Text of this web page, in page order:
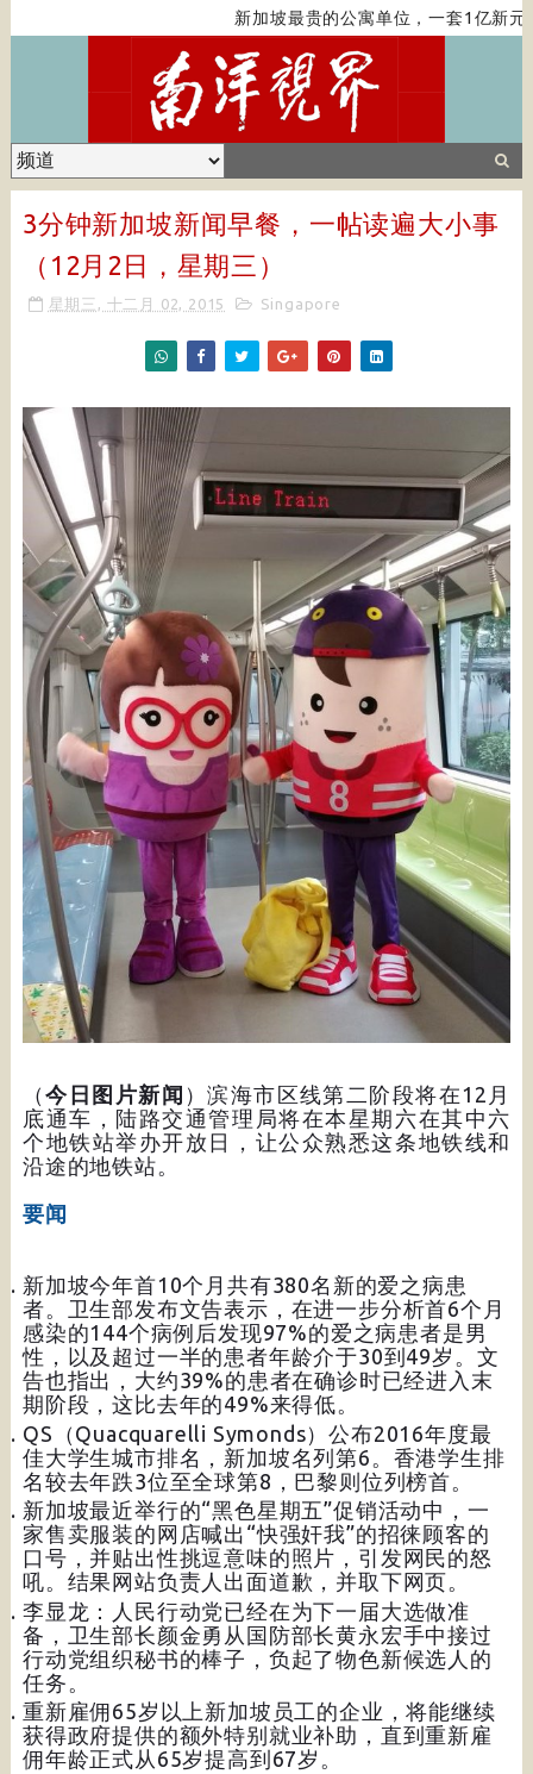
新加坡最贵的公寓单位，一套1亿新元，
3分钟新加坡新闻早餐，一帖读遍大小事
（12月2日，星期三）
星期三, 十二月 02, 2015 Singapore
（今日图片新闻 ）滨海市区线第二阶段将在12月
底通车，陆路交通管理局将在本星期六在其中六
个地铁站举办开放日，让公众熟悉这条地铁线和
沿途的地铁站。
要闻
新加坡今年首10个月共有380名新的爱之病患
者。卫生部发布文告表示，在进一步分析首6个月
感染的144个病例后发现97%的爱之病患者是男
性，以及超过一半的患者年龄介于30到49岁。文
告也指出，大约39%的患者在确诊时已经进入末
期阶段，这比去年的49%来得低。
QS（Quacquarelli Symonds）公布2016年度最
佳大学生城市排名，新加坡名列第6。香港学生排
名较去年跌3位至全球第8，巴黎则位列榜首。
新加坡最近举行的“黑色星期五”促销活动中，一
家售卖服装的网店喊出“快强奸我”的招徕顾客的
口号，并贴出性挑逗意味的照片，引发网民的怒
吼。结果网站负责人出面道歉，并取下网页。
李显龙：人民行动党已经在为下一届大选做准
备，卫生部长颜金勇从国防部长黄永宏手中接过
行动党组织秘书的棒子，负起了物色新候选人的
任务。
重新雇佣65岁以上新加坡员工的企业，将能继续
获得政府提供的额外特别就业补助，直到重新雇
佣年龄正式从65岁提高到67岁。